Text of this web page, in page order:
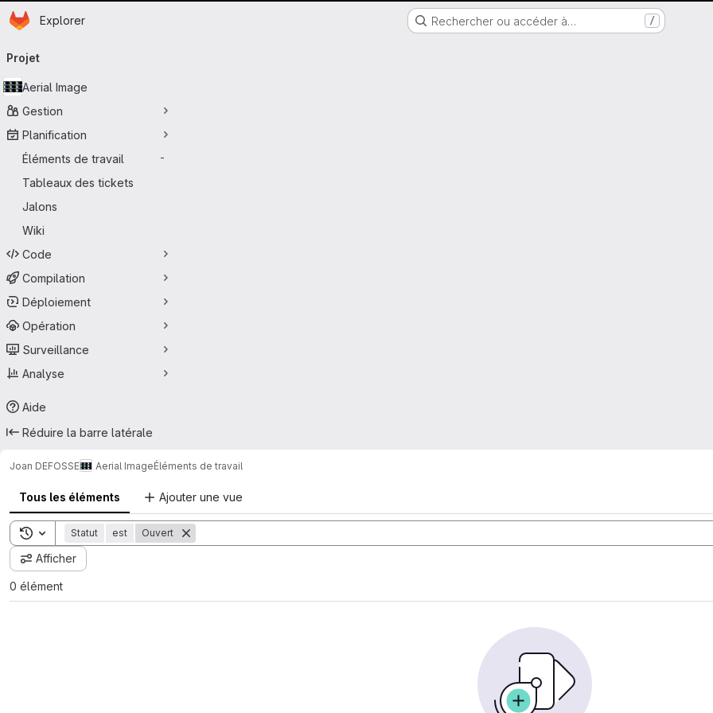
Nantes Université
Passer au contenu principal
Page d'accueil
Explorer Rechercher ou accéder à… /
principale
Projet
Aerial Image
Gestion
Planification
Éléments de travail
-
Tableaux des tickets
Jalons
Wiki
Code
Compilation
Déploiement
Opération
Surveillance
Analyse
Aide
Réduire la barre latérale
Joan DEFOSSE Aerial ImageÉléments de travail
Tous les éléments Ajouter une vue
Toggle search history
Statut est Ouvert
Afficher
0 élément